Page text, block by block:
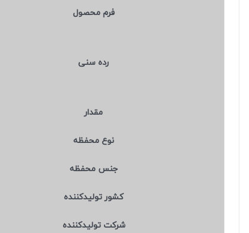
فرم محصول
رده سنی
مقدار
نوع محفظه
جنس محفظه
کشور تولید‎کننده
شرکت تولید‎کننده